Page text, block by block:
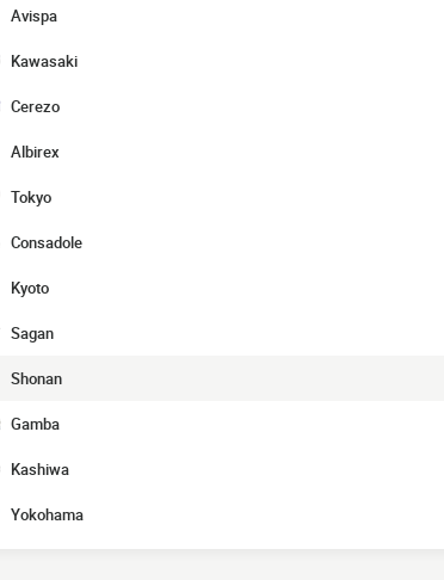
Avispa
Kawasaki
Cerezo
Albirex
Tokyo
Consadole
Kyoto
Sagan
Shonan
Gamba
Kashiwa
Yokohama